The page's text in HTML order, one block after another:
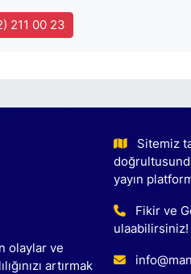
211 00 23
olaylar ve
artırmak
Sitemiz
yayın
Fikir ve
ulaabilirsiniz!